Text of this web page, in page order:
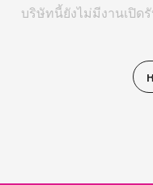
บริษัทนี้ยังไม่มีงานเปิด